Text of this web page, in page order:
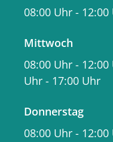
Stunde
P6 Parkhaus
1. und 2.
3. Stunde
Stunde
08:00 Uhr - 12:00
Mittwoch
08:00 Uhr - 12:00
Uhr - 17:00 Uhr
Donnerstag
08:00 Uhr - 12:00